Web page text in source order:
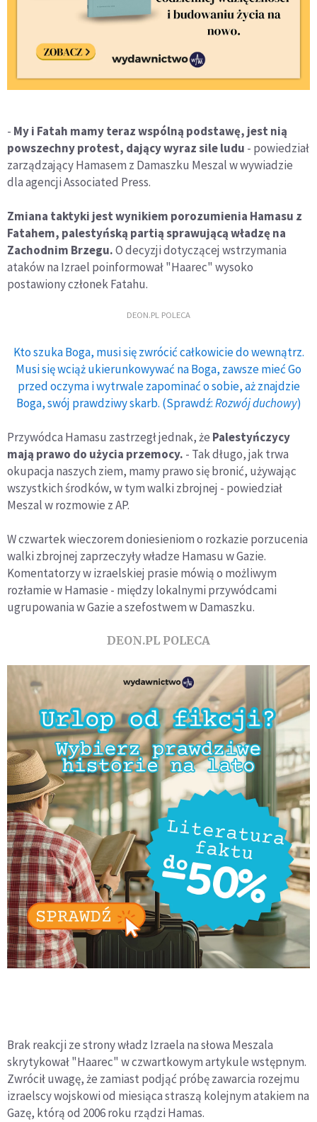
- My i Fatah mamy teraz wspólną podstawę, jest nią
powszechny protest, dający wyraz sile ludu - powiedział
zarządzający Hamasem z Damaszku Meszal w wywiadzie
dla agencji Associated Press.
Zmiana taktyki jest wynikiem porozumienia Hamasu z
Fatahem, palestyńską partią sprawującą władzę na
Zachodnim Brzegu.O decyzji dotyczącej wstrzymania
ataków na Izrael poinformował "Haarec" wysoko
postawiony członek Fatahu.
DEON.PL POLECA
Kto szuka Boga, musi się zwrócić całkowicie do wewnątrz.
Musi się wciąż ukierunkowywać na Boga, zawsze mieć Go
przed oczyma i wytrwale zapominać o sobie, aż znajdzie
Boga, swój prawdziwy skarb. (Sprawdź:Rozwój duchowy)
Przywódca Hamasu zastrzegł jednak, że Palestyńczycy
mają prawo do użycia przemocy. - Tak długo, jak trwa
okupacja naszych ziem, mamy prawo się bronić, używając
wszystkich środków, w tym walki zbrojnej - powiedział
Meszal w rozmowie z AP.
W czwartek wieczorem doniesieniom o rozkazie porzucenia
walki zbrojnej zaprzeczyły władze Hamasu w Gazie.
Komentatorzy w izraelskiej prasie mówią o możliwym
rozłamie w Hamasie - między lokalnymi przywódcami
ugrupowania w Gazie a szefostwem w Damaszku.
DEON.PL POLECA
Brak reakcji ze strony władz Izraela na słowa Meszala
skrytykował "Haarec" w czwartkowym artykule wstępnym.
Zwrócił uwagę, że zamiast podjąć próbę zawarcia rozejmu
izraelscy wojskowi od miesiąca straszą kolejnym atakiem na
Gazę, którą od 2006 roku rządzi Hamas.